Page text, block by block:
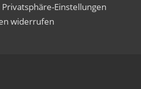
Einstellungen
widerrufen